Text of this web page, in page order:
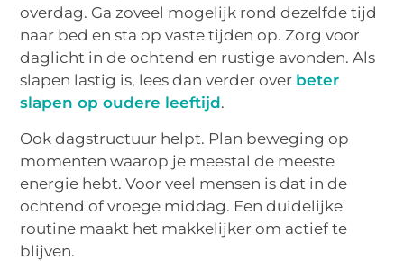
overdag. Ga zoveel mogelijk rond dezelfde tijd
naar bed en sta op vaste tijden op. Zorg voor
daglicht in de ochtend en rustige avonden. Als
slapen lastig is, lees dan verder over beter
slapen op oudere leeftijd.
Ook dagstructuur helpt. Plan beweging op
momenten waarop je meestal de meeste
energie hebt. Voor veel mensen is dat in de
ochtend of vroege middag. Een duidelijke
routine maakt het makkelijker om actief te
blijven.